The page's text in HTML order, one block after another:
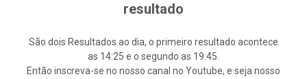
resultado
São dois Resultados ao dia, o primeiro resultado acontece
as 14:25 e o segundo as 19:45.
Então inscreva-se no nosso canal no Youtube, e seja nosso